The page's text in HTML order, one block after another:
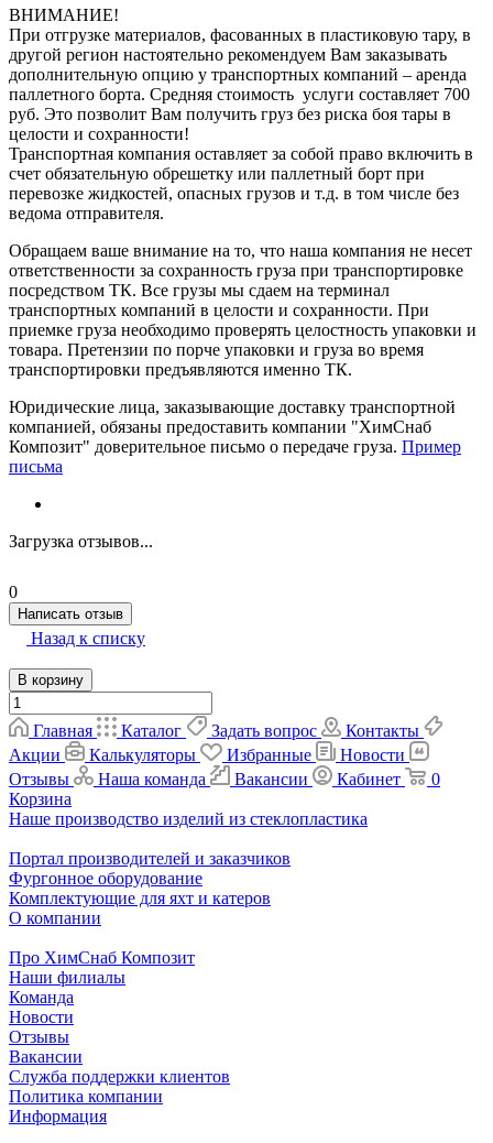
ВНИМАНИЕ!
При отгрузке материалов, фасованных в пластиковую тару, в
другой регион настоятельно рекомендуем Вам заказывать
дополнительную опцию у транспортных компаний – аренда
паллетного борта. Средняя стоимость услуги составляет 700
руб. Это позволит Вам получить груз без риска боя тары в
целости и сохранности!
Транспортная компания оставляет за собой право включить в
счет обязательную обрешетку или паллетный борт при
перевозке жидкостей, опасных грузов и т.д. в том числе без
ведома отправителя.
Обращаем ваше внимание на то, что наша компания не несет
ответственности за сохранность груза при транспортировке
посредством ТК. Все грузы мы сдаем на терминал
транспортных компаний в целости и сохранности. При
приемке груза необходимо проверять целостность упаковки и
товара. Претензии по порче упаковки и груза во время
транспортировки предъявляются именно ТК.
Юридические лица, заказывающие доставку транспортной
компанией, обязаны предоставить компании "ХимСнаб
Композит" доверительное письмо о передаче груза. Пример
письма
Загрузка отзывов...
0
Написать отзыв
Назад к списку
В корзину
Главная Каталог Задать вопрос
Контакты
Акции
Калькуляторы Избранные
Новости
Отзывы
Наша команда Вакансии Кабинет
0
Корзина
Наше производство изделий из стеклопластика
Портал производителей и заказчиков
Фургонное оборудование
Комплектующие для яхт и катеров
О компании
Про ХимСнаб Композит
Наши филиалы
Команда
Новости
Отзывы
Вакансии
Служба поддержки клиентов
Политика компании
Информация